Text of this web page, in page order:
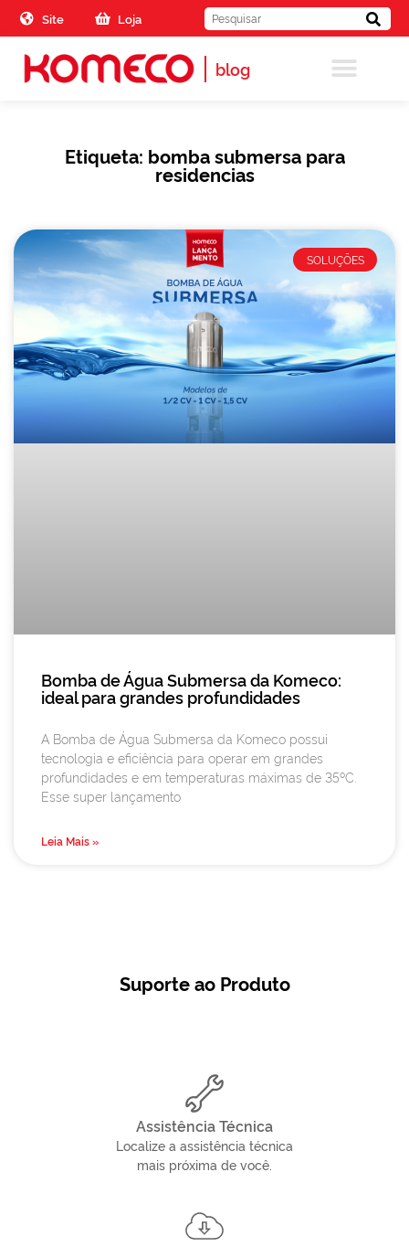
Skip to the content
Site Loja
blog
Etiqueta: bomba submersa para
residencias
SOLUÇÕES
Bomba de Água Submersa da Komeco:
ideal para grandes profundidades
A Bomba de Água Submersa da Komeco possui
tecnologia e eficiência para operar em grandes
profundidades e em temperaturas máximas de 35ºC.
Esse super lançamento
Leia Mais »
Suporte ao Produto
Assistência Técnica
Localize a assistência técnica
mais próxima de você.